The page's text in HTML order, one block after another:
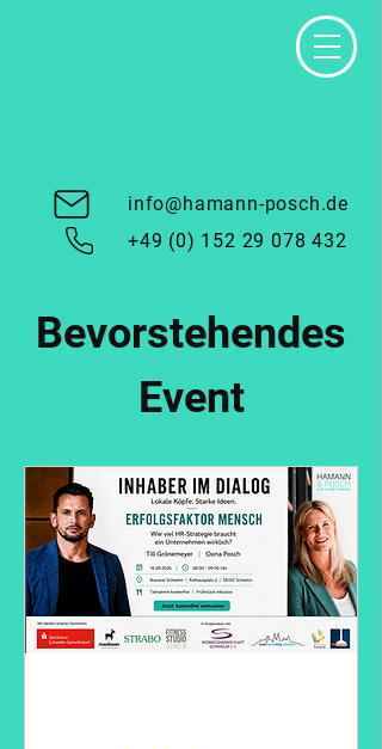
+49 (0) 152 29 078 432
info@hamann-posch.de
Bevorstehendes
Event